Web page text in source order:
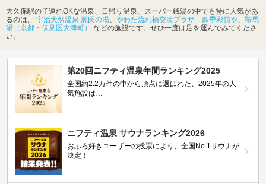
大久保駅の子連れOKな温泉、日帰り温泉、スーパー銭湯の中でも特に人気があ
るのは、 宇治天然温泉 源氏の湯 やわた流れ橋交流プラザ 四季彩館や
鞍馬
湯（京都・伏見区大津町）
などの施設です。ぜひ一度は足を運んでみてくださ
い。
第20回ニフティ温泉年間ランキング2025
全国約2.2万件の中から頂点に選ばれた、2025年の人
気施設は…
ニフティ温泉 サウナランキング2026
おふろ好きユーザーの投票により、全国No.1サウナが
決定！